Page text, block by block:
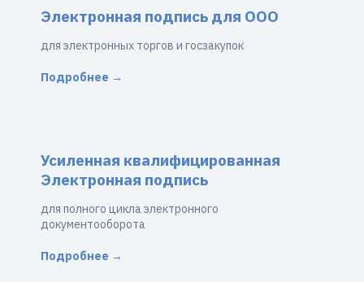
Электронная подпись для ООО
для электронных торгов и госзакупок
Подробнее →
Усиленная квалифицированная
Электронная подпись
для полного цикла электронного
документооборота
Подробнее →